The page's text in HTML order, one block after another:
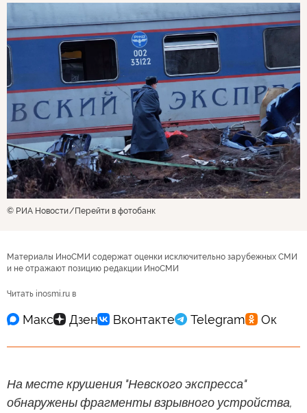
© РИА Новости Перейти в фотобанк
Материалы ИноСМИ содержат оценки исключительно зарубежных СМИ
и не отражают позицию редакции ИноСМИ
Читать inosmi.ru в
На месте крушения "Невского экспресса"
обнаружены фрагменты взрывного устройства,